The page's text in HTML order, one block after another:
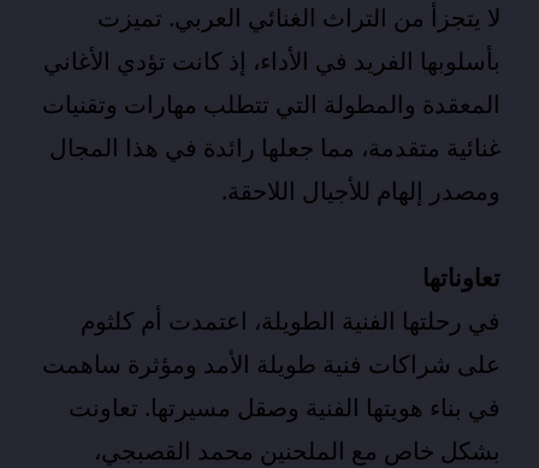
لا يتجزأ من التراث الغنائي العربي. تميزت
بأسلوبها الفريد في الأداء، إذ كانت تؤدي الأغاني
المعقدة والمطولة التي تتطلب مهارات وتقنيات
غنائية متقدمة، مما جعلها رائدة في هذا المجال
ومصدر إلهام للأجيال اللاحقة.
تعاوناتها
في رحلتها الفنية الطويلة، اعتمدت أم كلثوم
على شراكات فنية طويلة الأمد ومؤثرة ساهمت
في بناء هويتها الفنية وصقل مسيرتها. تعاونت
بشكل خاص مع الملحنين محمد القصبجي،